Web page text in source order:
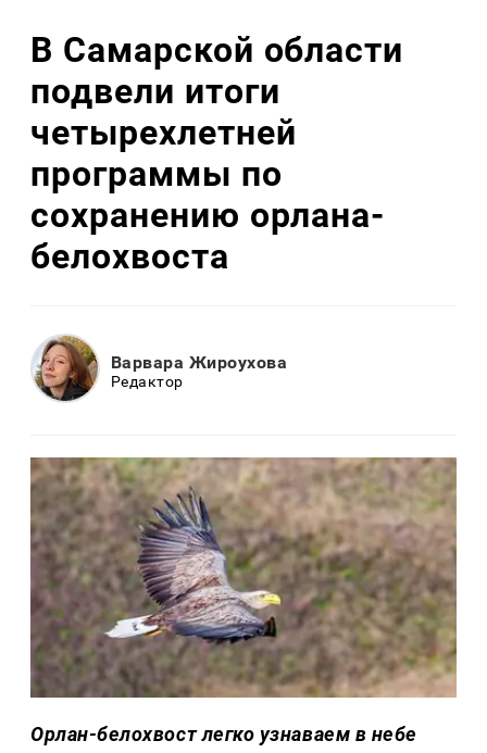
В Самарской области
подвели итоги
четырехлетней
программы по
сохранению орлана-
белохвоста
Варвара Жироухова
Редактор
Орлан-белохвост легко узнаваем в небе